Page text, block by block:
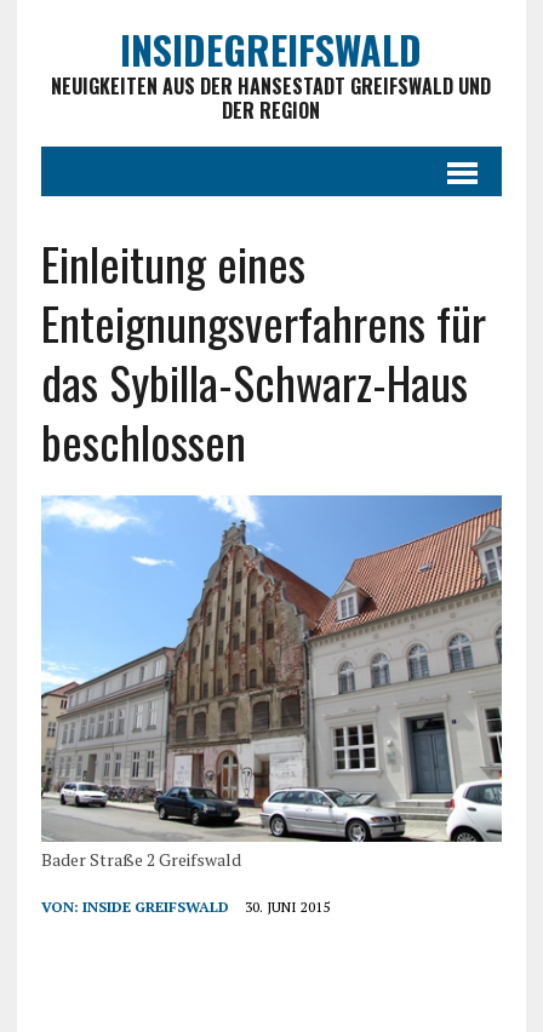
INSIDEGREIFSWALD
NEUIGKEITEN AUS DER HANSESTADT GREIFSWALD UND
DER REGION
Einleitung eines
Enteignungsverfahrens für
das Sybilla-Schwarz-Haus
beschlossen
Bader Straße 2 Greifswald
VON: INSIDE GREIFSWALD 30. JUNI 2015